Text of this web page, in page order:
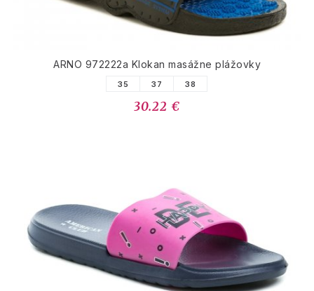
ARNO 972222a Klokan masážne plážovky
35 37 38
30.22 €